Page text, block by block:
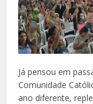
Já pensou em
Comunidade
ano diferente,